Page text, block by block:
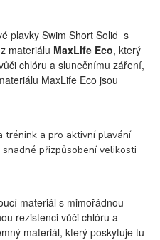
plavky Swim Short Solid s
materiálu MaxLife Eco, který
chlóru a slunečnímu záření,
MaxLife Eco jsou
trénink a pro aktivní plavání
přizpůsobení velikosti
materiál s mimořádnou
rezistenci vůči chlóru a
materiál, který poskytuje tu